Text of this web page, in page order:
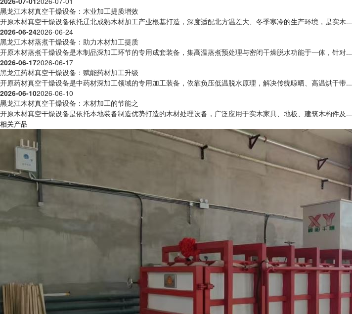
黑龙江木材真空干燥设备：木业加工提质增效
开原木材真空干燥设备依托辽北成熟木材加工产业根基打造，深度适配北方温差大、冬季寒冷的生产环境，是实木...
2026-06-242026-06-24
黑龙江木材蒸煮干燥设备：助力木材加工提质
开原木材蒸煮干燥设备是木制品深加工环节的专用成套装备，集高温蒸煮预处理与密闭干燥脱水功能于一体，针对...
2026-06-172026-06-17
黑龙江药材真空干燥设备：赋能药材加工升级
开原药材真空干燥设备是中药材深加工领域的专用加工装备，依靠负压低温脱水原理，解决传统晾晒、高温烘干带...
2026-06-102026-06-10
黑龙江木材真空干燥设备：木材加工的节能之
开原木材真空干燥设备是依托本地装备制造优势打造的木材处理设备，广泛应用于实木家具、地板、建筑木构件及...
相关产品